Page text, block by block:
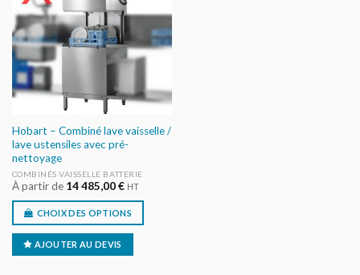
AU DEVIS
Hobart – Combiné lave vaisselle /
lave ustensiles avec pré-
nettoyage
COMBINÉS VAISSELLE BATTERIE
À partir de 14 485,00€ HT
CHOIX DES OPTIONS
AJOUTER AU DEVIS